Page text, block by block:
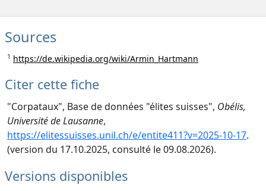
Sources
1 https://de.wikipedia.org/wiki/Armin_Hartmann
Citer cette fiche
"Corpataux", Base de données "élites suisses", Obélis,
Université de Lausanne,
https://elitessuisses.unil.ch/e/entite411?v=2025-10-17.
(version du 17.10.2025, consulté le 09.08.2026).
Versions disponibles